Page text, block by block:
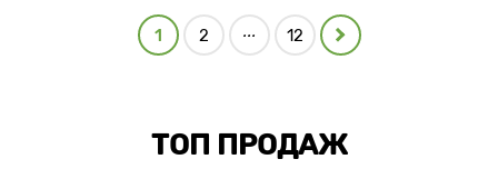
1 2 ... 12
ТОП ПРОДАЖ